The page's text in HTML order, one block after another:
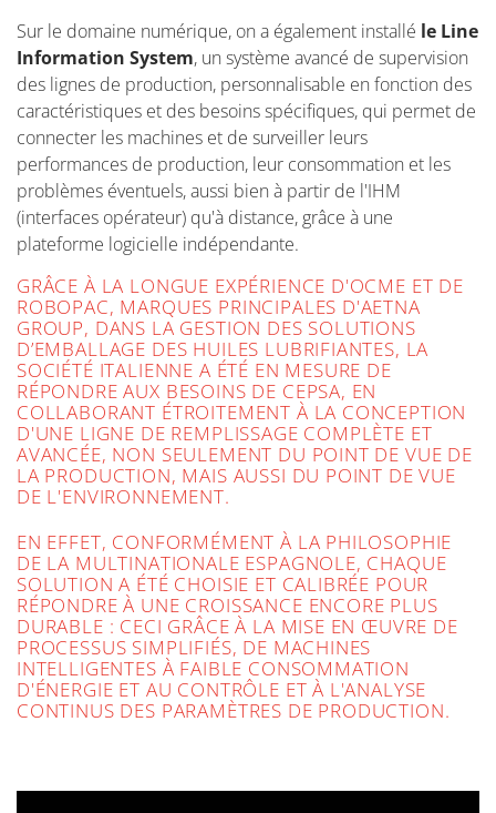
Sur le domaine numérique, on a également installé le Line
Information System, un système avancé de supervision
des lignes de production, personnalisable en fonction des
caractéristiques et des besoins spécifiques, qui permet de
connecter les machines et de surveiller leurs
performances de production, leur consommation et les
problèmes éventuels, aussi bien à partir de l'IHM
(interfaces opérateur) qu'à distance, grâce à une
plateforme logicielle indépendante.
GRÂCE À LA LONGUE EXPÉRIENCE D'OCME ET DE
ROBOPAC, MARQUES PRINCIPALES D'AETNA
GROUP, DANS LA GESTION DES SOLUTIONS
D’EMBALLAGE DES HUILES LUBRIFIANTES, LA
SOCIÉTÉ ITALIENNE A ÉTÉ EN MESURE DE
RÉPONDRE AUX BESOINS DE CEPSA, EN
COLLABORANT ÉTROITEMENT À LA CONCEPTION
D'UNE LIGNE DE REMPLISSAGE COMPLÈTE ET
AVANCÉE, NON SEULEMENT DU POINT DE VUE DE
LA PRODUCTION, MAIS AUSSI DU POINT DE VUE
DE L'ENVIRONNEMENT.
EN EFFET, CONFORMÉMENT À LA PHILOSOPHIE
DE LA MULTINATIONALE ESPAGNOLE, CHAQUE
SOLUTION A ÉTÉ CHOISIE ET CALIBRÉE POUR
RÉPONDRE À UNE CROISSANCE ENCORE PLUS
DURABLE : CECI GRÂCE À LA MISE EN ŒUVRE DE
PROCESSUS SIMPLIFIÉS, DE MACHINES
INTELLIGENTES À FAIBLE CONSOMMATION
D'ÉNERGIE ET AU CONTRÔLE ET À L'ANALYSE
CONTINUS DES PARAMÈTRES DE PRODUCTION.